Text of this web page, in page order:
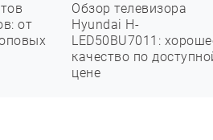
от
Обзор телевизора
Hyundai H-
LED50BU7011:
качество по
цене